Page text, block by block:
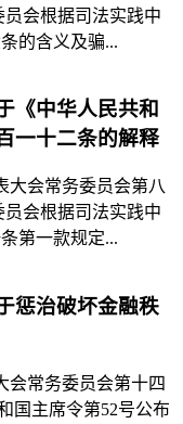
会根据司法实践中
的含义及骗...
《中华人民共和
一十二条的解释
大会常务委员会第八
会根据司法实践中
第一款规定...
惩治破坏金融秩
会常务委员会第十四
国主席令第52号公布